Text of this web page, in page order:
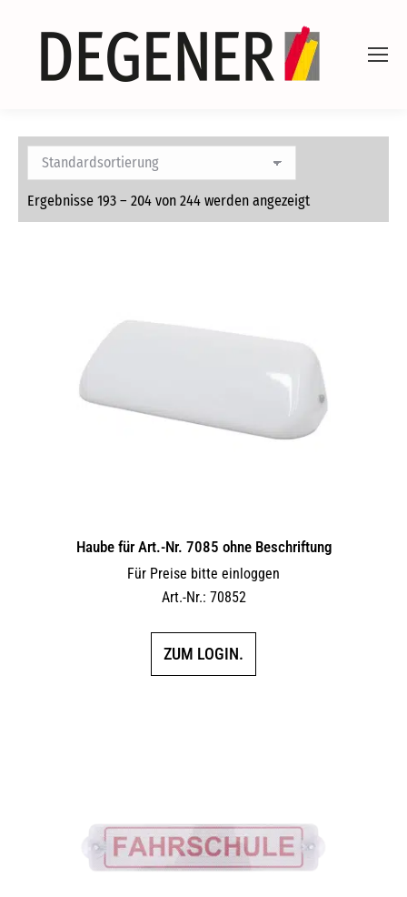
Ergebnisse 193 – 204 von 244 werden angezeigt
Haube für Art.-Nr. 7085 ohne Beschriftung
Für Preise bitte einloggen
Art.-Nr.: 70852
ZUM LOGIN.